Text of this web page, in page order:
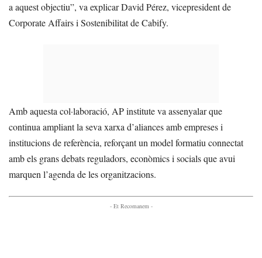
a aquest objectiu”, va explicar David Pérez, vicepresident de
Corporate Affairs i Sostenibilitat de Cabify.
Amb aquesta col·laboració, AP institute va assenyalar que
continua ampliant la seva xarxa d’aliances amb empreses i
institucions de referència, reforçant un model formatiu connectat
amb els grans debats reguladors, econòmics i socials que avui
marquen l’agenda de les organitzacions.
- Et Recomanem -